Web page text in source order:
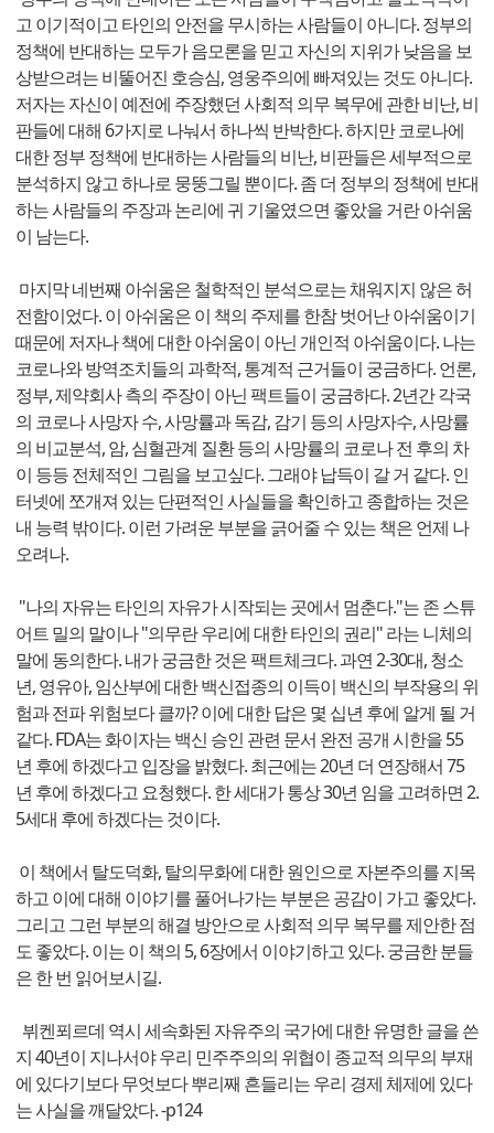
고 이기적이고 타인의 안전을 무시하는 사람들이 아니다. 정부의
정책에 반대하는 모두가 음모론을 믿고 자신의 지위가 낮음을 보
상받으려는 비뚤어진 호승심, 영웅주의에 빠져있는 것도 아니다.
저자는 자신이 예전에 주장했던 사회적 의무 복무에 관한 비난, 비
판들에 대해 6가지로 나눠서 하나씩 반박한다. 하지만 코로나에
대한 정부 정책에 반대하는 사람들의 비난, 비판들은 세부적으로
분석하지 않고 하나로 뭉뚱그릴 뿐이다. 좀 더 정부의 정책에 반대
하는 사람들의 주장과 논리에 귀 기울였으면 좋았을 거란 아쉬움
이 남는다.
마지막 네번째 아쉬움은 철학적인 분석으로는 채워지지 않은 허
전함이었다. 이 아쉬움은 이 책의 주제를 한참 벗어난 아쉬움이기
때문에 저자나 책에 대한 아쉬움이 아닌 개인적 아쉬움이다. 나는
코로나와 방역조치들의 과학적, 통계적 근거들이 궁금하다. 언론,
정부, 제약회사 측의 주장이 아닌 팩트들이 궁금하다. 2년간 각국
의 코로나 사망자 수, 사망률과 독감, 감기 등의 사망자수, 사망률
의 비교분석, 암, 심혈관계 질환 등의 사망률의 코로나 전 후의 차
이 등등 전체적인 그림을 보고싶다. 그래야 납득이 갈 거 같다. 인
터넷에 쪼개져 있는 단편적인 사실들을 확인하고 종합하는 것은
내 능력 밖이다. 이런 가려운 부분을 긁어줄 수 있는 책은 언제 나
오려나.
"나의 자유는 타인의 자유가 시작되는 곳에서 멈춘다."는 존 스튜
어트 밀의 말이나 "의무란 우리에 대한 타인의 권리" 라는 니체의
말에 동의한다. 내가 궁금한 것은 팩트체크다. 과연 2-30대, 청소
년, 영유아, 임산부에 대한 백신접종의 이득이 백신의 부작용의 위
험과 전파 위험보다 클까? 이에 대한 답은 몇 십년 후에 알게 될 거
같다. FDA는 화이자는 백신 승인 관련 문서 완전 공개 시한을 55
년 후에 하겠다고 입장을 밝혔다. 최근에는 20년 더 연장해서 75
년 후에 하겠다고 요청했다. 한 세대가 통상 30년 임을 고려하면 2.
5세대 후에 하겠다는 것이다.
이 책에서 탈도덕화, 탈의무화에 대한 원인으로 자본주의를 지목
하고 이에 대해 이야기를 풀어나가는 부분은 공감이 가고 좋았다.
그리고 그런 부분의 해결 방안으로 사회적 의무 복무를 제안한 점
도 좋았다. 이는 이 책의 5, 6장에서 이야기하고 있다. 궁금한 분들
은 한 번 읽어보시길.
뷔켄푀르데 역시 세속화된 자유주의 국가에 대한 유명한 글을 쓴
지 40년이 지나서야 우리 민주주의의 위협이 종교적 의무의 부재
에 있다기보다 무엇보다 뿌리째 흔들리는 우리 경제 체제에 있다
는 사실을 깨달았다. -p124